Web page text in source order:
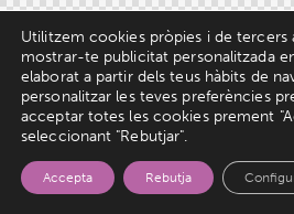
Utilitzem cookies pròpies i de tercers
mostrar-te publicitat personalitzada
elaborat a partir dels teus hàbits de
personalitzar les teves preferències
acceptar totes les cookies prement
seleccionant "Rebutjar".
Accepta Rebutja